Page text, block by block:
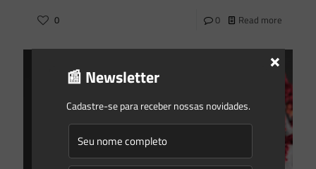
0 0 Read more
📰 Newsletter
Cadastre-se para receber nossas novidades.
×